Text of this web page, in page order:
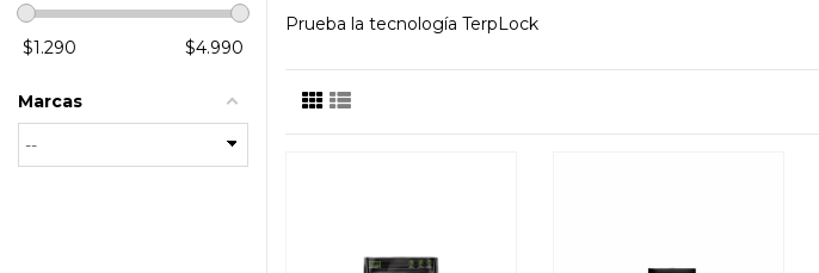
Prueba la tecnología TerpLock
$1.290 $4.990
Marcas